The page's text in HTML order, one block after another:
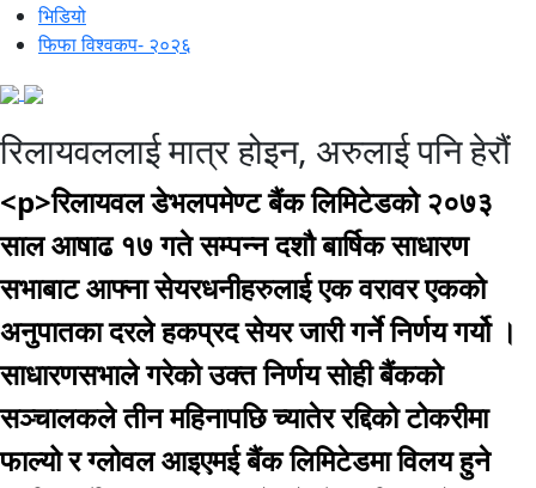
भिडियो
फिफा विश्वकप- २०२६
रिलायवललाई मात्र होइन, अरुलाई पनि हेरौं
<p>रिलायवल डेभलपमेण्ट बैंक लिमिटेडको २०७३
साल आषाढ १७ गते सम्पन्न दशौ बार्षिक साधारण
सभाबाट आफ्ना सेयरधनीहरुलाई एक वरावर एकको
अनुपातका दरले हकप्रद सेयर जारी गर्ने निर्णय गर्यो ।
साधारणसभाले गरेको उक्त निर्णय सोही बैंकको
सञ्चालकले तीन महिनापछि च्यातेर रद्दिको टोकरीमा
फाल्यो र ग्लोवल आइएमई बैंक लिमिटेडमा विलय हुने